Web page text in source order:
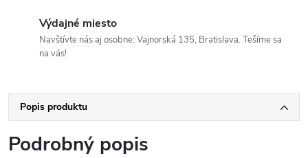
Výdajné miesto
Navštívte nás aj osobne: Vajnorská 135, Bratislava. Tešíme sa
na vás!
Popis produktu
Podrobný popis